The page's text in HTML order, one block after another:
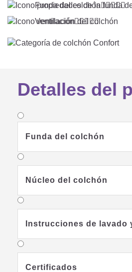
Funda del colchón
Ventilación 
Detalles del
Funda del colchón
Núcleo del colchón
Instrucciones de lavado
Certificados